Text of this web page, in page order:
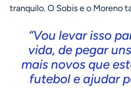
tranquilo. O Sobis e o Moreno
“Vou levar isso
vida, de pegar
mais novos que
futebol e ajudar